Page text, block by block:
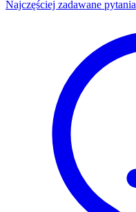
Najczęściej zadawane pytania